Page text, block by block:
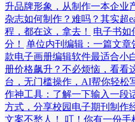
升品牌形象，从制作一本企业
杂志如何制作？难吗？其实超
程，都在这，拿去！
电子书如
分！
单位内刊编辑：一篇文章
款电子画册编辑软件最适合小
册价格飙升？不必烦恼，看看
台，无门槛操作，AI帮你轻松
作神工具：了解一下输入一段
方式，分享校园电子期刊制作
文案不愁人！
叮！你有一份手